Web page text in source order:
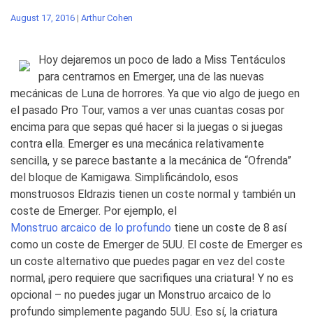
August 17, 2016 | Arthur Cohen
Hoy dejaremos un poco de lado a Miss Tentáculos
para centrarnos en Emerger, una de las nuevas
mecánicas de Luna de horrores. Ya que vio algo de juego en
el pasado Pro Tour, vamos a ver unas cuantas cosas por
encima para que sepas qué hacer si la juegas o si juegas
contra ella. Emerger es una mecánica relativamente
sencilla, y se parece bastante a la mecánica de “Ofrenda”
del bloque de Kamigawa. Simplificándolo, esos
monstruosos Eldrazis tienen un coste normal y también un
coste de Emerger. Por ejemplo, el
Monstruo arcaico de lo profundo tiene un coste de 8 así
como un coste de Emerger de 5UU. El coste de Emerger es
un coste alternativo que puedes pagar en vez del coste
normal, ¡pero requiere que sacrifiques una criatura! Y no es
opcional – no puedes jugar un Monstruo arcaico de lo
profundo simplemente pagando 5UU. Eso sí, la criatura